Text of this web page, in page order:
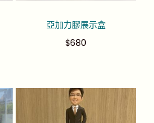
亞加力膠展示盒
$680